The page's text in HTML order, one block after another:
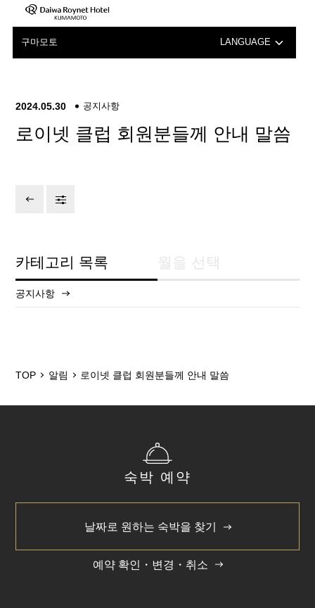
구마모토 LANGUAGE
中文（簡体字）
2024.05.30 공지사항
로이넷 클럽 회원분들께 안내 말씀
카테고리 목록
공지사항
월을 선택
2024/5
TOP 알림 로이넷 클럽 회원분들께 안내 말씀
숙박 예약
날짜로 원하는 숙박을 찾기
예약 확인・변경・취소